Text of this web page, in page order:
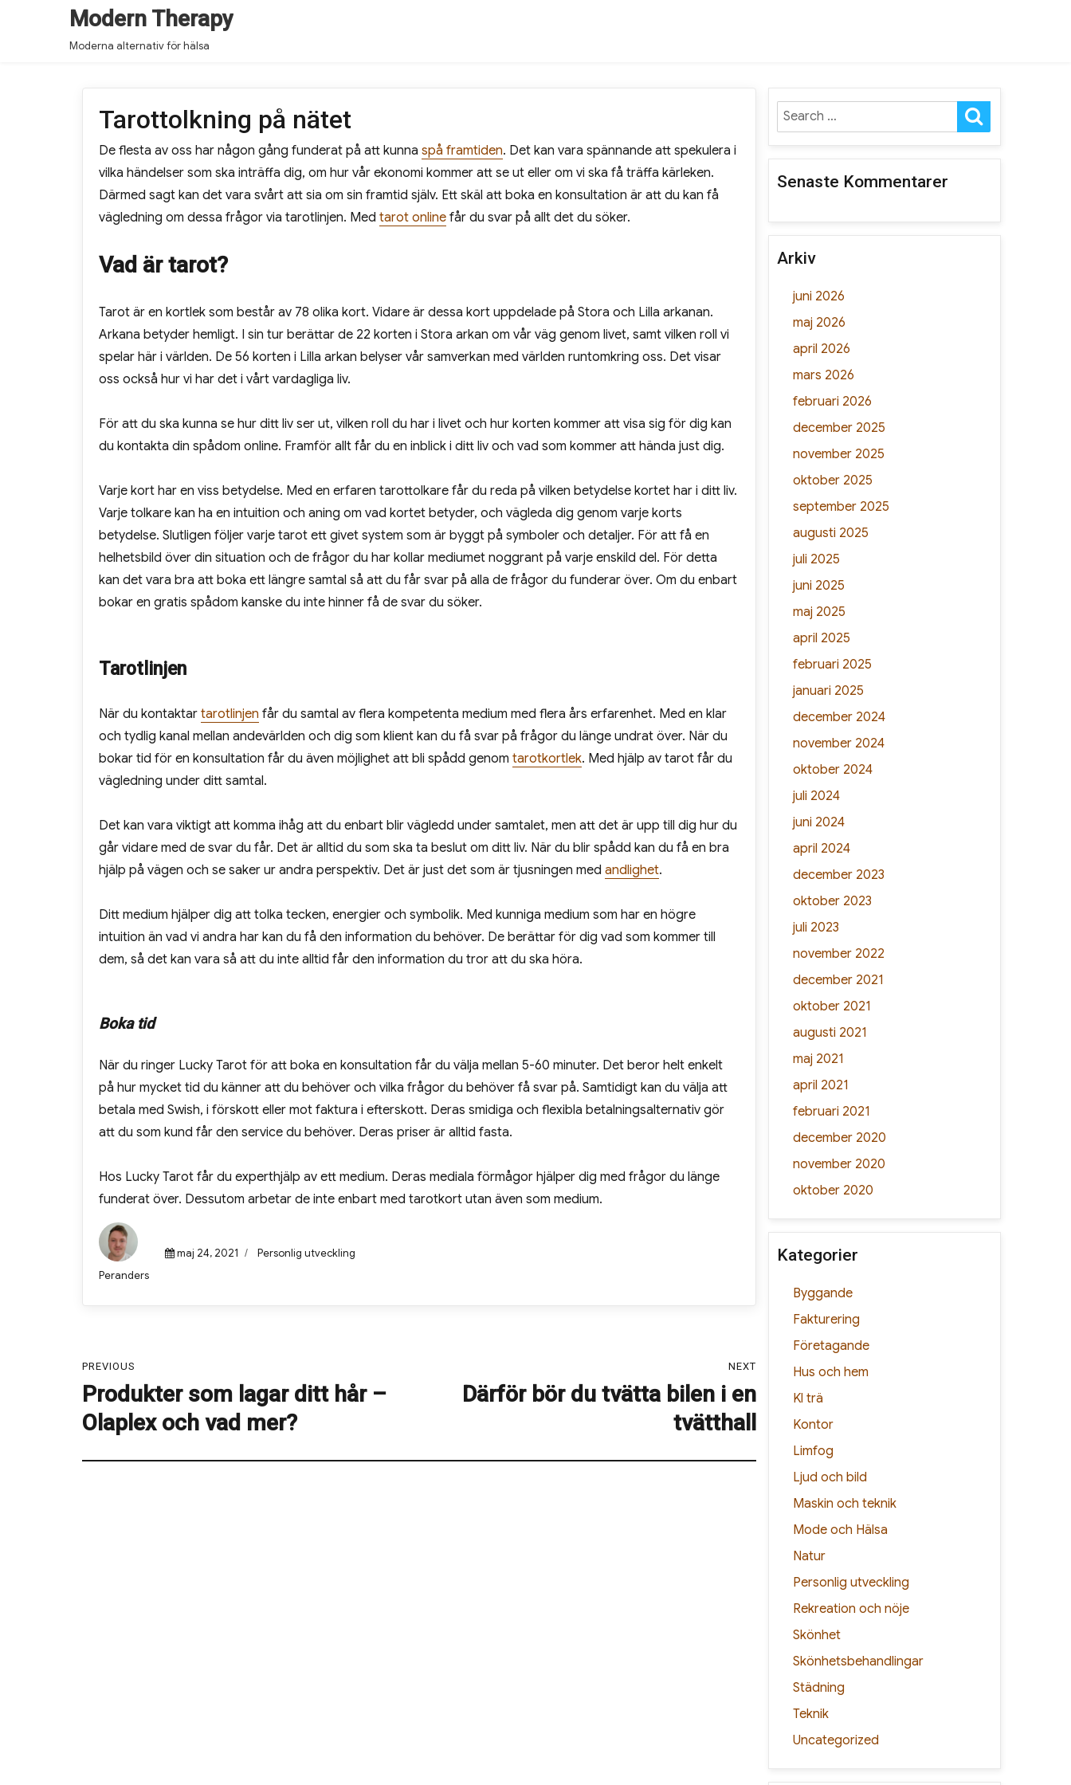
Modern Therapy
Moderna alternativ för hälsa
Tarottolkning på nätet
De flesta av oss har någon gång funderat på att kunna spå framtiden. Det kan vara spännande att spekulera i
vilka händelser som ska inträffa dig, om hur vår ekonomi kommer att se ut eller om vi ska få träffa kärleken.
Därmed sagt kan det vara svårt att sia om sin framtid själv. Ett skäl att boka en konsultation är att du kan få
vägledning om dessa frågor via tarotlinjen. Med tarot online får du svar på allt det du söker.
Vad är tarot?
Tarot är en kortlek som består av 78 olika kort. Vidare är dessa kort uppdelade på Stora och Lilla arkanan.
Arkana betyder hemligt. I sin tur berättar de 22 korten i Stora arkan om vår väg genom livet, samt vilken roll vi
spelar här i världen. De 56 korten i Lilla arkan belyser vår samverkan med världen runtomkring oss. Det visar
oss också hur vi har det i vårt vardagliga liv.
För att du ska kunna se hur ditt liv ser ut, vilken roll du har i livet och hur korten kommer att visa sig för dig kan
du kontakta din spådom online. Framför allt får du en inblick i ditt liv och vad som kommer att hända just dig.
Varje kort har en viss betydelse. Med en erfaren tarottolkare får du reda på vilken betydelse kortet har i ditt liv.
Varje tolkare kan ha en intuition och aning om vad kortet betyder, och vägleda dig genom varje korts
betydelse. Slutligen följer varje tarot ett givet system som är byggt på symboler och detaljer. För att få en
helhetsbild över din situation och de frågor du har kollar mediumet noggrant på varje enskild del. För detta
kan det vara bra att boka ett längre samtal så att du får svar på alla de frågor du funderar över. Om du enbart
bokar en gratis spådom kanske du inte hinner få de svar du söker.
Tarotlinjen
När du kontaktar tarotlinjen får du samtal av flera kompetenta medium med flera års erfarenhet. Med en klar
och tydlig kanal mellan andevärlden och dig som klient kan du få svar på frågor du länge undrat över. När du
bokar tid för en konsultation får du även möjlighet att bli spådd genom tarotkortlek. Med hjälp av tarot får du
vägledning under ditt samtal.
Det kan vara viktigt att komma ihåg att du enbart blir vägledd under samtalet, men att det är upp till dig hur du
går vidare med de svar du får. Det är alltid du som ska ta beslut om ditt liv. När du blir spådd kan du få en bra
hjälp på vägen och se saker ur andra perspektiv. Det är just det som är tjusningen med andlighet.
Ditt medium hjälper dig att tolka tecken, energier och symbolik. Med kunniga medium som har en högre
intuition än vad vi andra har kan du få den information du behöver. De berättar för dig vad som kommer till
dem, så det kan vara så att du inte alltid får den information du tror att du ska höra.
Boka tid
När du ringer Lucky Tarot för att boka en konsultation får du välja mellan 5-60 minuter. Det beror helt enkelt
på hur mycket tid du känner att du behöver och vilka frågor du behöver få svar på. Samtidigt kan du välja att
betala med Swish, i förskott eller mot faktura i efterskott. Deras smidiga och flexibla betalningsalternativ gör
att du som kund får den service du behöver. Deras priser är alltid fasta.
Hos Lucky Tarot får du experthjälp av ett medium. Deras mediala förmågor hjälper dig med frågor du länge
funderat över. Dessutom arbetar de inte enbart med tarotkort utan även som medium.
Author
Peranders
Posted
maj 24, 2021 Categories
Personlig utveckling
PREVIOUS
Previous
post:
Produkter som lagar ditt hår –
Olaplex och vad mer?
NEXT
Därför bör du tvätta bilen i en
tvätthall
Search
for:
Senaste Kommentarer
Arkiv
juni 2026
maj 2026
april 2026
mars 2026
februari 2026
december 2025
november 2025
oktober 2025
september 2025
augusti 2025
juli 2025
juni 2025
maj 2025
april 2025
februari 2025
januari 2025
december 2024
november 2024
oktober 2024
juli 2024
juni 2024
april 2024
december 2023
oktober 2023
juli 2023
november 2022
december 2021
oktober 2021
augusti 2021
maj 2021
april 2021
februari 2021
december 2020
november 2020
oktober 2020
Kategorier
Byggande
Fakturering
Företagande
Hus och hem
Kl trä
Kontor
Limfog
Ljud och bild
Maskin och teknik
Mode och Hälsa
Natur
Personlig utveckling
Rekreation och nöje
Skönhet
Skönhetsbehandlingar
Städning
Teknik
Uncategorized